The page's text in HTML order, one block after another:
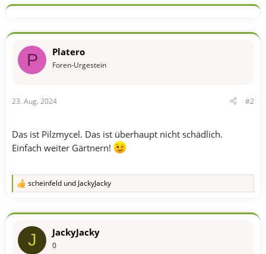
P Platero
Foren-Urgestein
23. Aug. 2024 #2
Das ist Pilzmycel. Das ist überhaupt nicht schädlich.
Einfach weiter Gärtnern!
R
k
o
scheinfeld und JackyJacky
J JackyJacky
0